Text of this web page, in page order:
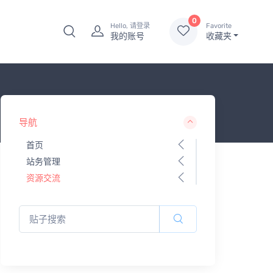
Hello, 请登录
我的账号
0
Favorite
收藏夹
导航
首页
站务管理
资源交流